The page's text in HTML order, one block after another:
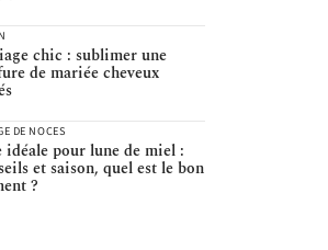
chic : sublimer une
de mariée cheveux
DE NOCES
idéale pour lune de miel :
et saison, quel est le bon
?